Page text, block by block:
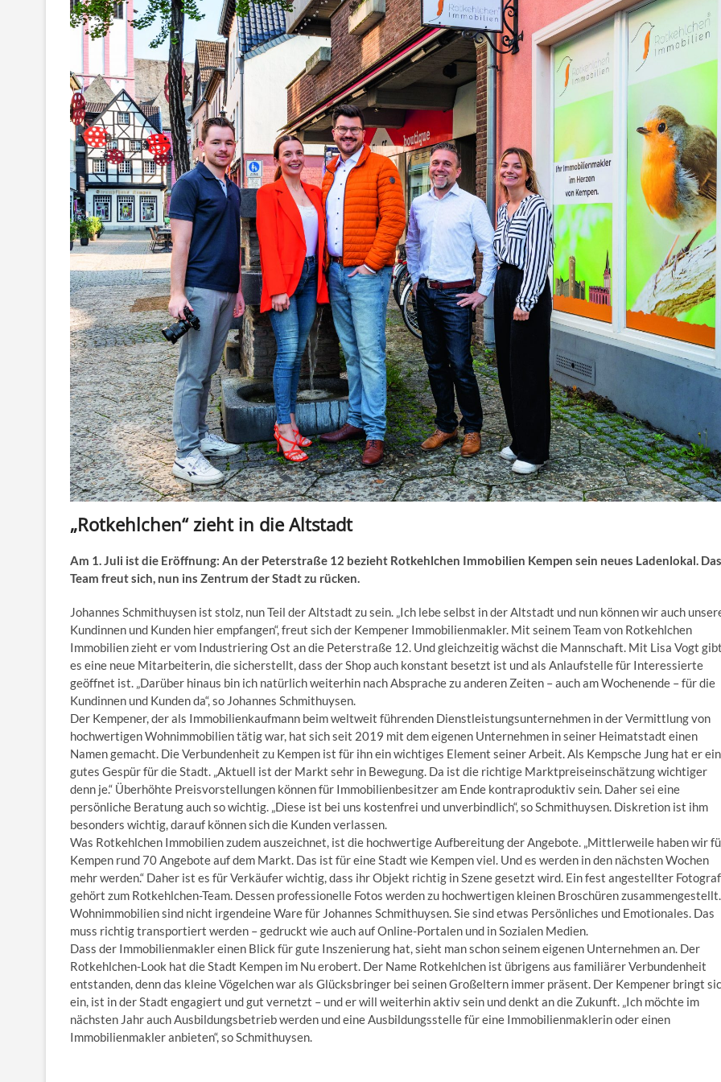
„Rotkehlchen“ zieht in die Altstadt
Am 1. Juli ist die Eröffnung: An der Peterstraße 12 bezieht Rotkehlchen Immobilien Kempen sein neues Ladenlokal. Das
Team freut sich, nun ins Zentrum der Stadt zu rücken.
Johannes Schmithuysen ist stolz, nun Teil der Altstadt zu sein. „Ich lebe selbst in der Altstadt und nun können wir auch
Kundinnen und Kunden hier empfangen“, freut sich der Kempener Immobilienmakler. Mit seinem Team von Rotkehlchen
Immobilien zieht er vom Industriering Ost an die Peterstraße 12. Und gleichzeitig wächst die Mannschaft. Mit Lisa Vogt
es eine neue Mitarbeiterin, die sicherstellt, dass der Shop auch konstant besetzt ist und als Anlaufstelle für Interessierte
geöffnet ist. „Darüber hinaus bin ich natürlich weiterhin nach Absprache zu anderen Zeiten – auch am Wochen­ende – für die
Kundinnen und Kunden da“, so ­Johannes Schmithuysen.
Der Kempener, der als ­Immobilienkaufmann beim weltweit führenden Dienstleistungsunternehmen in der Vermittlung von
hochwertigen Wohnimmobilien tätig war, hat sich seit 2019 mit dem eigenen Unternehmen in seiner Heimatstadt einen
Namen gemacht. Die Verbundenheit zu Kempen ist für ihn ein wichtiges Element seiner Arbeit. Als Kempsche Jung hat er ein
gutes Gespür für die Stadt. „Aktuell ist der Markt sehr in Bewegung. Da ist die richtige Marktpreiseinschätzung wichtiger
denn je.“ Überhöhte Preisvorstellungen können für Immobilienbesitzer am Ende kontraproduktiv sein. Daher sei eine
persönliche Beratung auch so wichtig. „Diese ist bei uns kostenfrei und unverbindlich“, so Schmithuysen. Diskretion ist ihm
besonders wichtig, darauf können sich die Kunden verlassen.
Was Rotkehlchen Immobilien zudem auszeichnet, ist die hochwertige Aufbereitung der Angebote. „Mittlerweile haben wir
Kempen rund 70 Angebote auf dem Markt. Das ist für eine Stadt wie Kempen viel. Und es werden in den nächsten Wochen
mehr werden.“ Daher ist es für Verkäufer wichtig, dass ihr Objekt richtig in Szene gesetzt wird. Ein fest angestellter Fotograf
gehört zum Rotkehlchen-Team. Dessen professionelle Fotos werden zu hochwertigen kleinen Broschüren zusammengestellt.
Wohnimmobilien sind nicht irgendeine Ware für Johannes Schmithuysen. Sie sind etwas Persönliches und Emotionales. Das
muss richtig transportiert werden – gedruckt wie auch auf Online-Portalen und in Sozialen Medien.
Dass der Immobilienmakler einen Blick für gute Inszenierung hat, sieht man schon seinem eigenen Unternehmen an. Der
Rotkehlchen-Look hat die Stadt Kempen im Nu erobert. Der Name Rotkehlchen ist übrigens aus familiärer Verbundenheit
entstanden, denn das kleine Vögelchen war als Glücksbringer bei seinen Großeltern immer präsent. Der Kempener bringt
ein, ist in der Stadt engagiert und gut vernetzt – und er will weiterhin aktiv sein und denkt an die Zukunft. „Ich möchte im
nächsten Jahr auch Ausbildungsbetrieb werden und eine Ausbildungsstelle für eine Immobilienmaklerin oder einen
Immobilienmakler anbieten“, so Schmithuysen.